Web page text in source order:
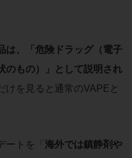
は、「危険ドラッグ（電子
のもの）」として説明され
けを見ると通常のVAPEと
トを「 海外では鎮静剤や